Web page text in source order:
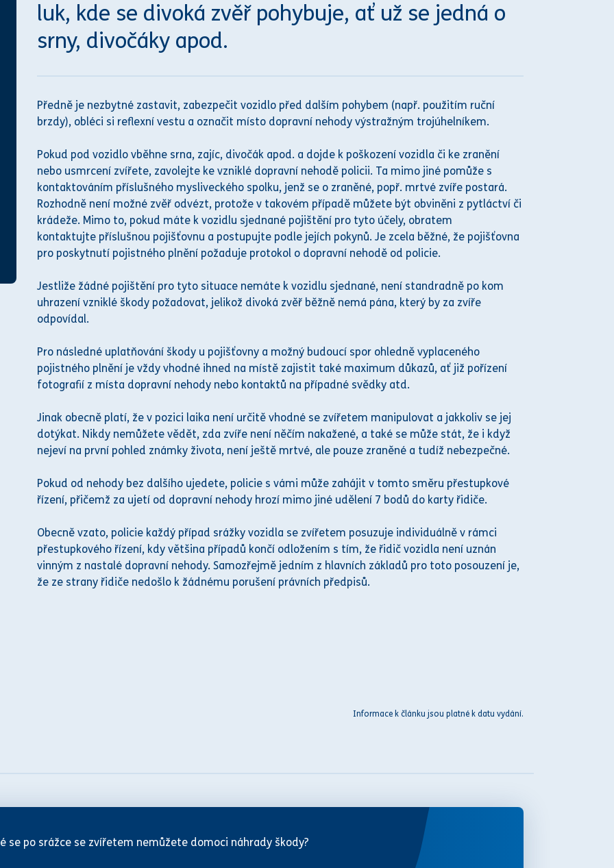
luk, kde se divoká zvěř pohybuje, ať už se jedná o
srny, divočáky apod.
Předně je nezbytné zastavit, zabezpečit vozidlo před dalším pohybem (např. použitím ruční
brzdy), obléci si reflexní vestu a označit místo dopravní nehody výstražným trojúhelníkem.
Pokud pod vozidlo vběhne srna, zajíc, divočák apod. a dojde k poškození vozidla či ke zranění
nebo usmrcení zvířete, zavolejte ke vzniklé dopravní nehodě policii. Ta mimo jiné pomůže s
kontaktováním příslušného mysliveckého spolku, jenž se o zraněné, popř. mrtvé zvíře postará.
Rozhodně není možné zvěř odvézt, protože v takovém případě můžete být obviněni z pytláctví či
krádeže. Mimo to, pokud máte k vozidlu sjednané pojištění pro tyto účely, obratem
kontaktujte příslušnou pojišťovnu a postupujte podle jejích pokynů. Je zcela běžné, že pojišťovna
pro poskytnutí pojistného plnění požaduje protokol o dopravní nehodě od policie.
Jestliže žádné pojištění pro tyto situace nemáte k vozidlu sjednané, není standradně po kom
uhrazení vzniklé škody požadovat, jelikož divoká zvěř běžně nemá pána, který by za zvíře
odpovídal.
Pro následné uplatňování škody u pojišťovny a možný budoucí spor ohledně vyplaceného
pojistného plnění je vždy vhodné ihned na místě zajistit také maximum důkazů, ať již pořízení
fotografií z místa dopravní nehody nebo kontaktů na případné svědky atd.
Jinak obecně platí, že v pozici laika není určitě vhodné se zvířetem manipulovat a jakkoliv se jej
dotýkat. Nikdy nemůžete vědět, zda zvíře není něčím nakažené, a také se může stát, že i když
nejeví na první pohled známky života, není ještě mrtvé, ale pouze zraněné a tudíž nebezpečné.
Pokud od nehody bez dalšího ujedete, policie s vámi může zahájit v tomto směru přestupkové
řízení, přičemž za ujetí od dopravní nehody hrozí mimo jiné udělení 7 bodů do karty řidiče.
Obecně vzato, policie každý případ srážky vozidla se zvířetem posuzuje individuálně v rámci
přestupkového řízení, kdy většina případů končí odložením s tím, že řidič vozidla není uznán
vinným z nastalé dopravní nehody. Samozřejmě jedním z hlavních základů pro toto posouzení je,
že ze strany řidiče nedošlo k žádnému porušení právních předpisů.
Informace k článku jsou platné k datu vydání.
se po srážce se zvířetem nemůžete domoci náhrady škody?